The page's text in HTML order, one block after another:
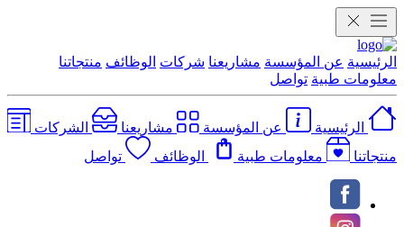
الرئيسية عن المؤسسة مشاريعنا شركات الوظائف منتجاتنا
معلومات طبية تواصل
الرئيسية عن المؤسسة مشاريعنا
الشركات
منتجاتنا
معلومات طبية الوظائف تواصل